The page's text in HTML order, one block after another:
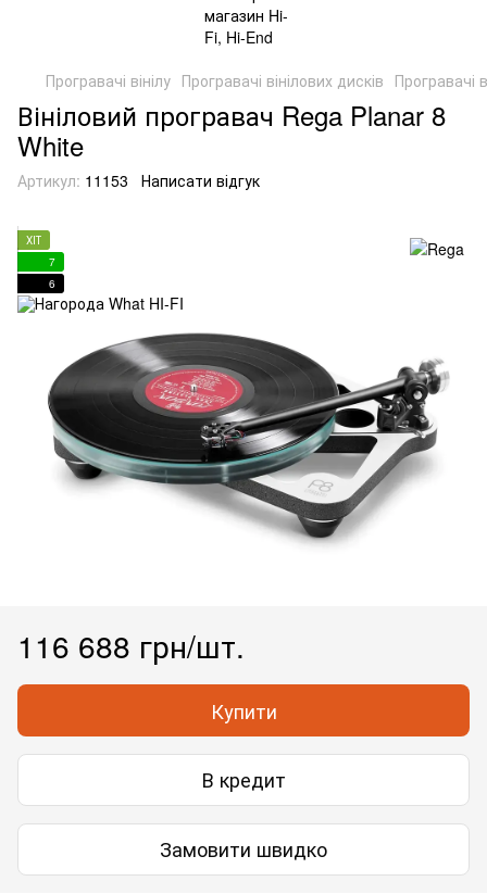
Програвачі вінілу Програвачі вінілових дисків Програвачі
Вініловий програвач Rega Planar 8
White
Артикул: 11153 Написати відгук
ХІТ
7
6
116 688 грн/шт.
Купити
В кредит
Замовити швидко